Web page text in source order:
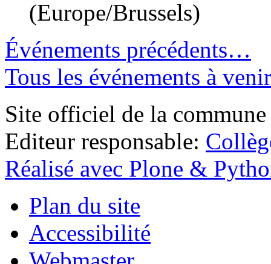
(Europe/Brussels)
Événements précédents…
Tous les événements à
Site officiel de la
Editeur responsable:
Réalisé avec Plone &
Plan du site
Accessibilité